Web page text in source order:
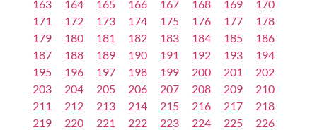
163
164 165 166 167 168 169
170
171
172 173 174 175 176 177
178
179
180 181 182 183 184 185
186
187
188 189 190 191 192 193
194
195
196 197 198 199 200 201
202
203
204 205 206 207 208 209
210
211
212 213 214 215 216 217
218
219
220 221 222 223 224 225
226